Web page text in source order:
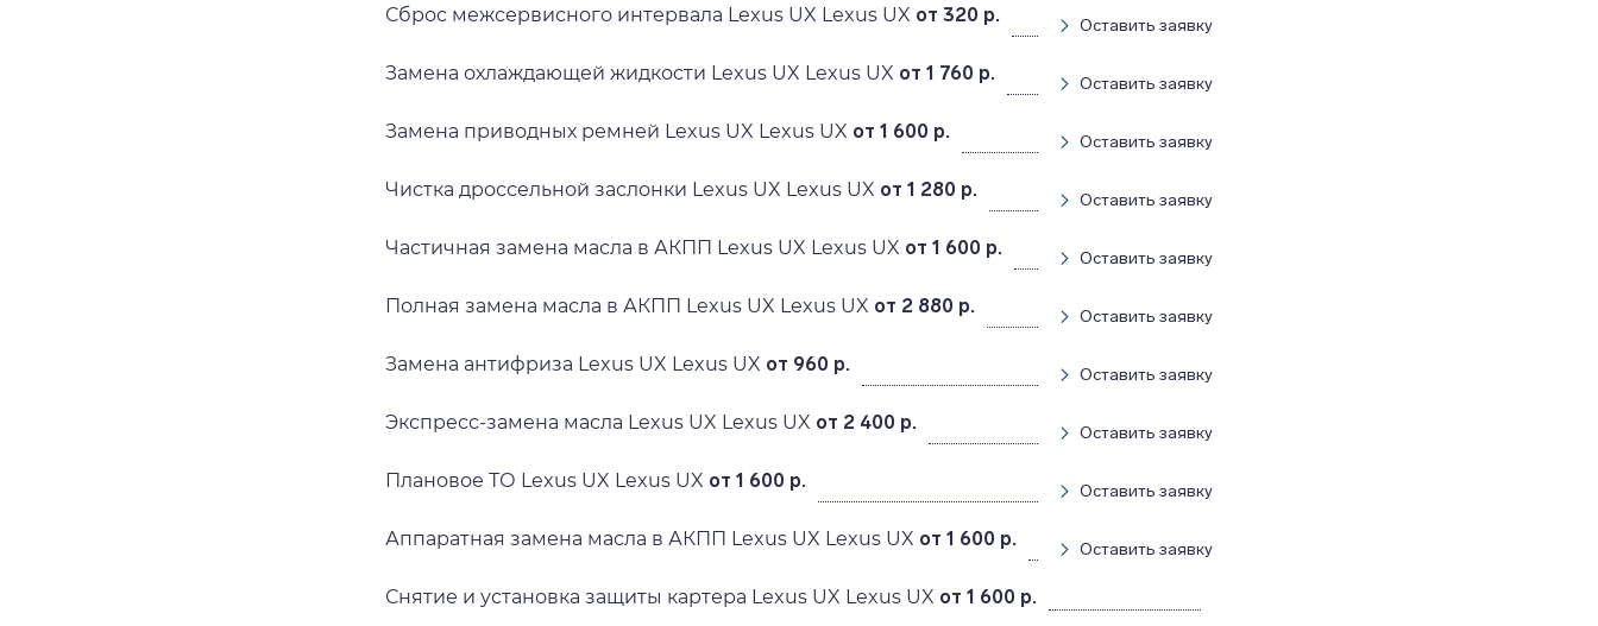
Сброс межсервисного интервала Lexus UX Lexus UX от 320 р. Оставить заявку
Замена охлаждающей жидкости Lexus UX Lexus UX от 1 760 р. Оставить заявку
Замена приводных ремней Lexus UX Lexus UX от 1 600 р. Оставить заявку
Чистка дроссельной заслонки Lexus UX Lexus UX от 1 280 р. Оставить заявку
Частичная замена масла в АКПП Lexus UX Lexus UX от 1 600 р. Оставить заявку
Полная замена масла в АКПП Lexus UX Lexus UX от 2 880 р. Оставить заявку
Замена антифриза Lexus UX Lexus UX от 960 р. Оставить заявку
Экспресс-замена масла Lexus UX Lexus UX от 2 400 р. Оставить заявку
Плановое ТО Lexus UX Lexus UX от 1 600 р. Оставить заявку
Аппаратная замена масла в АКПП Lexus UX Lexus UX от 1 600 р. Оставить заявку
Снятие и установка защиты картера Lexus UX Lexus UX от 1 600 р.